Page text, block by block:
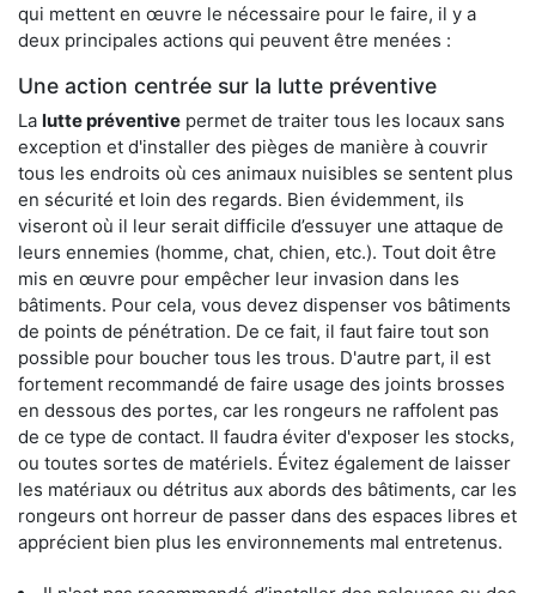
qui mettent en œuvre le nécessaire pour le faire, il y a
deux principales actions qui peuvent être menées :
Une action centrée sur la lutte préventive
La lutte préventive permet de traiter tous les locaux sans
exception et d'installer des pièges de manière à couvrir
tous les endroits où ces animaux nuisibles se sentent plus
en sécurité et loin des regards. Bien évidemment, ils
viseront où il leur serait difficile d’essuyer une attaque de
leurs ennemies (homme, chat, chien, etc.). Tout doit être
mis en œuvre pour empêcher leur invasion dans les
bâtiments. Pour cela, vous devez dispenser vos bâtiments
de points de pénétration. De ce fait, il faut faire tout son
possible pour boucher tous les trous. D'autre part, il est
fortement recommandé de faire usage des joints brosses
en dessous des portes, car les rongeurs ne raffolent pas
de ce type de contact. Il faudra éviter d'exposer les stocks,
ou toutes sortes de matériels. Évitez également de laisser
les matériaux ou détritus aux abords des bâtiments, car les
rongeurs ont horreur de passer dans des espaces libres et
apprécient bien plus les environnements mal entretenus.